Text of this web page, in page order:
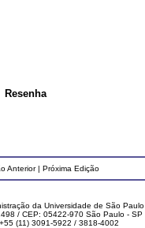
Resenha
Anterior| Próxima Edição
da Universidade de São Paulo
/ CEP: 05422-970 São Paulo - SP
(11) 3091-5922 / 3818-4002